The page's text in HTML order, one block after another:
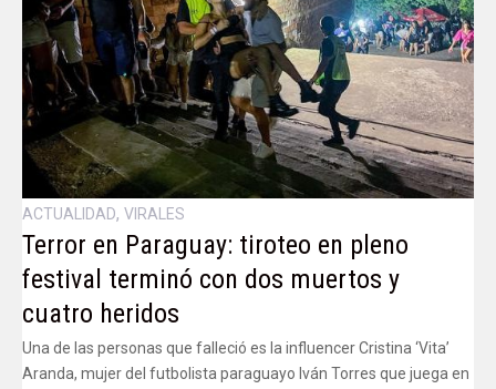
ACTUALIDAD, VIRALES
Terror en Paraguay: tiroteo en pleno
festival terminó con dos muertos y
cuatro heridos
Una de las personas que falleció es la influencer Cristina ‘Vita’
Aranda, mujer del futbolista paraguayo Iván Torres que juega en